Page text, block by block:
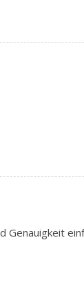
Genauigkeit